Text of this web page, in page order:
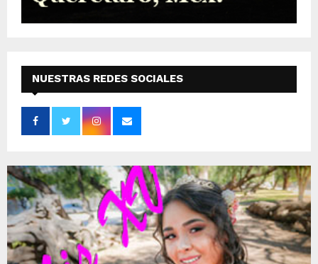
NUESTRAS REDES SOCIALES